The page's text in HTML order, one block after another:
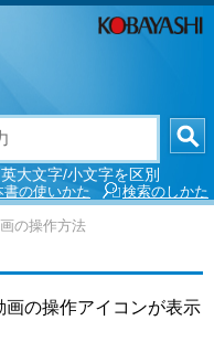
英大文字/小文字を区別
検索のしかた
書の使いかた
の操作方法
の操作アイコンが表示